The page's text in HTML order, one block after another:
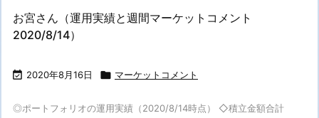
お宮さん（運用実績と週間マーケットコメント
2020/8/14）
 2020年8月16日  マーケットコメント
◎ポートフォリオの運用実績（2020/8/14時点） ◇積立金額合計